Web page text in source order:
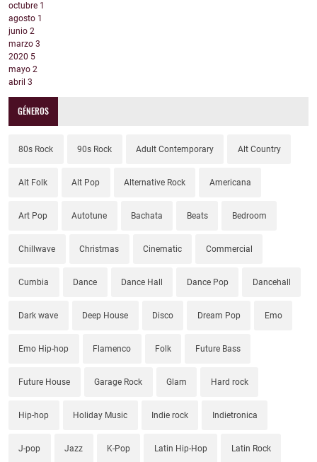
octubre 1
agosto 1
junio 2
marzo 3
2020 5
mayo 2
abril 3
GÉNEROS
80s Rock 90s Rock Adult Contemporary Alt Country
Alt Folk Alt Pop Alternative Rock Americana
Art Pop Autotune Bachata Beats Bedroom
Chillwave Christmas Cinematic Commercial
Cumbia Dance Dance Hall Dance Pop Dancehall
Dark wave Deep House Disco Dream Pop Emo
Emo Hip-hop Flamenco Folk Future Bass
Future House Garage Rock Glam Hard rock
Hip-hop Holiday Music Indie rock Indietronica
J-pop Jazz K-Pop Latin Hip-Hop Latin Rock